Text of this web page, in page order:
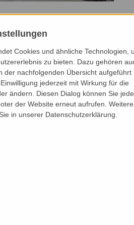
Gemassenbei Mals im
Esel, Katzen, Hühner und Hasen, die
pflegen wir mit sehr viel Liebe
Dort gedeihen allerlei feine
Kräuter. Gerne dürfen Sie uns bei
und tatkräftig mithelfen. Etwas
Grillplatz mit einem Goldfischteich,
nutzen dürfen.
Sonnenstrahlen und den
Bergwelt mit dem König
dämmert. Tanken Sie dann
in Ihrer Ferienwohnung.
Ferienwohnungen
einladen. Allesamt sind
damit jeglichen Komfort. Auch das
gerne nutzen. Die kleinen
Cookies und ähnliche Technologien,
zu bieten. Dazu gehören
der nachfolgenden Übersicht aufgeführt
jederzeit mit Wirkung für die
ändern. Diesen Dialog können Sie
der Website erneut aufrufen. Weitere
in unserer Datenschutzerklärung.